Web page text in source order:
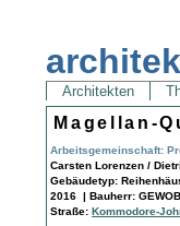
Architekten
Magellan-
Arbeitsgemeinschaft:
Carsten Lorenzen /
Gebäudetyp:
2016 | Bauherr:
Straße:Kommodore-